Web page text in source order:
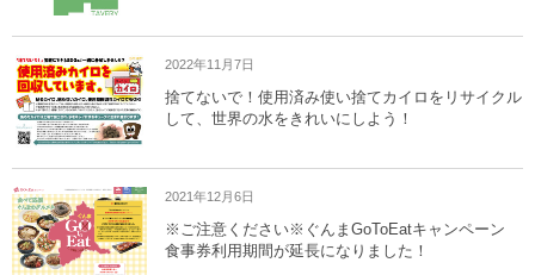
2022年11月7日
捨てないで！使用済み使い捨てカイロをリサイクル
して、世界の水をきれいにしよう！
2021年12月6日
※ご注意ください※ぐんまGoToEatキャンペーン
食事券利用期間が延長になりました！